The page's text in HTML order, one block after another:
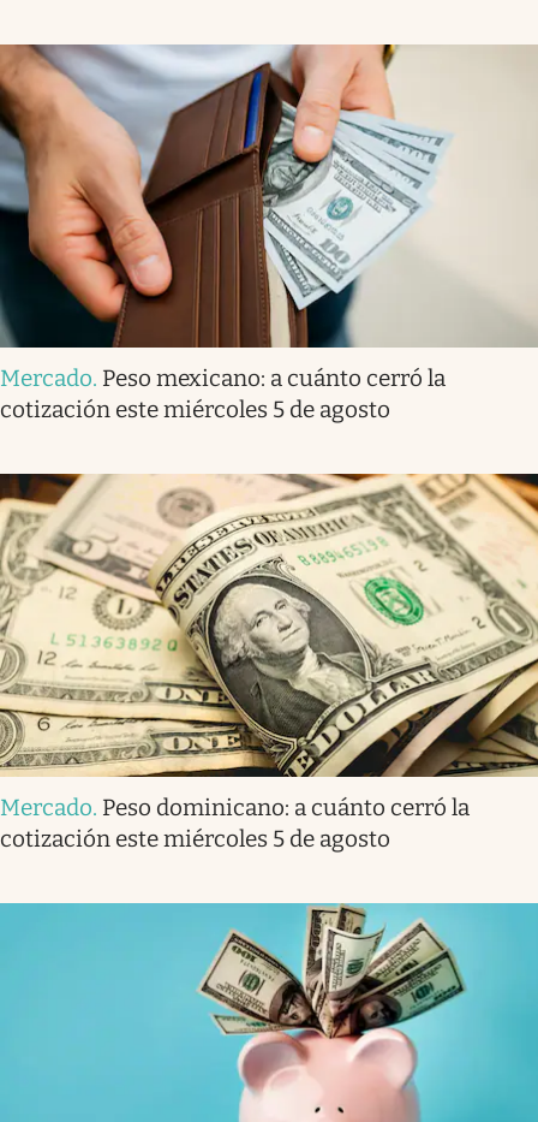
Mercado. Peso mexicano: a cuánto cerró la
cotización este miércoles 5 de agosto
Mercado. Peso dominicano: a cuánto cerró la
cotización este miércoles 5 de agosto